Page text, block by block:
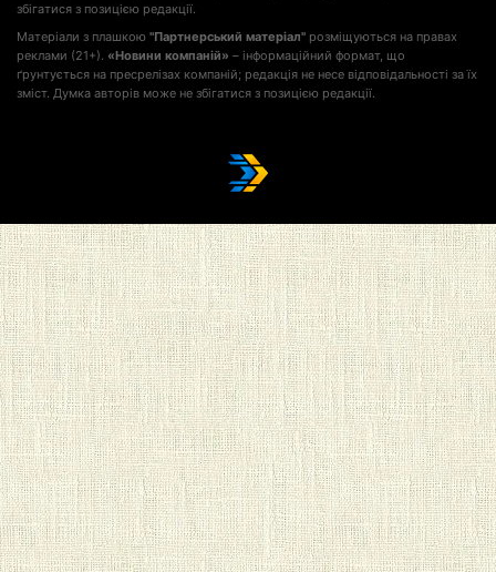
збігатися з позицією редакції.
Матеріали з плашкою "Партнерський матеріал" розміщуються на правах
реклами (21+). «Новини компаній» – інформаційний формат, що
ґрунтується на пресрелізах компаній; редакція не несе відповідальності за їх
зміст. Думка авторів може не збігатися з позицією редакції.